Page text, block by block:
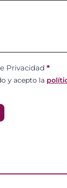
Privacidad*
y acepto la